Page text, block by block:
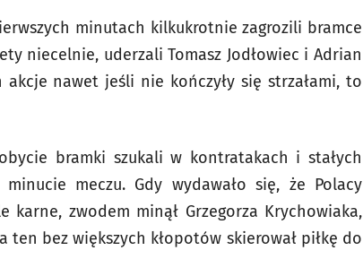
minutach kilkukrotnie zagrozili bramce
niecelnie, uderzali Tomasz Jodłowiec i Adrian
nawet jeśli nie kończyły się strzałami, to
bramki szukali w kontratakach i stałych
meczu. Gdy wydawało się, że Polacy
zwodem minął Grzegorza Krychowiaka,
bez większych kłopotów skierował piłkę do